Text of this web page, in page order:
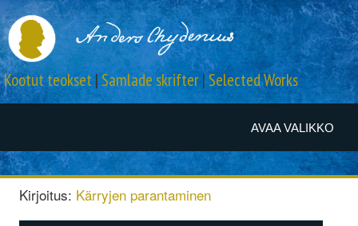
AVAA VALIKKO
Kootut teokset|Samlade skrifter|Selected Works
Kirjoitus: Kärryjen parantaminen